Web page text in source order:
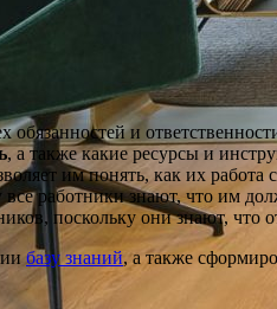
обязанностей и
, а также какие ресурсы и
им понять, как их
все работники знают, что им
поскольку они знают, что
базу знаний, а также